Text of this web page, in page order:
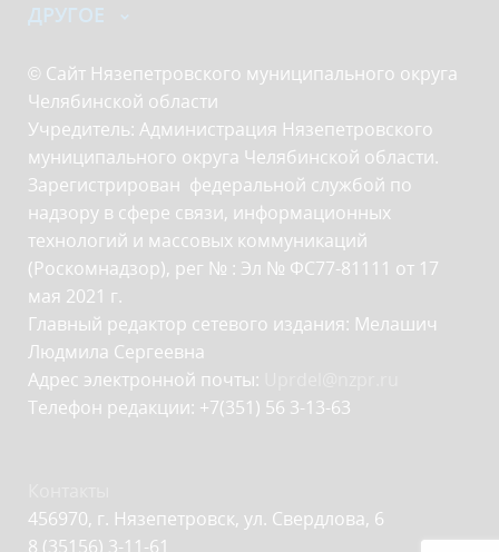
ДРУГОЕ
© Сайт Нязепетровского муниципального округа
Челябинской области
Учредитель: Администрация Нязепетровского
муниципального округа Челябинской области.
Зарегистрирован федеральной службой по
надзору в сфере связи, информационных
технологий и массовых коммуникаций
(Роскомнадзор), рег № : Эл № ФС77-81111 от 17
мая 2021 г.
Главный редактор сетевого издания: Мелашич
Людмила Сергеевна
Адрес электронной почты:
Телефон редакции: +7(351) 56 3-13-63
456970, г. Нязепетровск, ул. Свердлова, 6
8 (35156) 3-11-61